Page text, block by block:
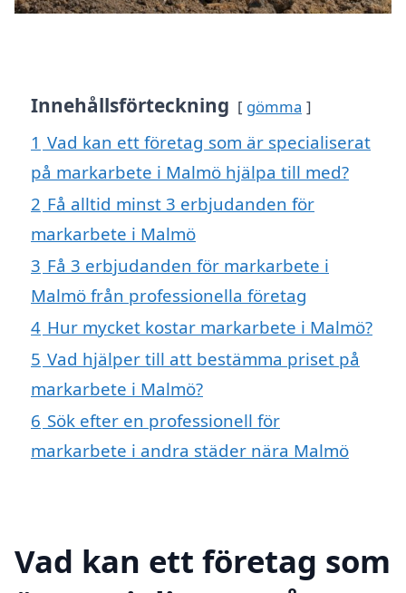
Innehållsförteckning gömma
1 Vad kan ett företag som är specialiserat
på markarbete i Malmö hjälpa till med?
2 Få alltid minst 3 erbjudanden för
markarbete i Malmö
3 Få 3 erbjudanden för markarbete i
Malmö från professionella företag
4 Hur mycket kostar markarbete i Malmö?
5 Vad hjälper till att bestämma priset på
markarbete i Malmö?
6 Sök efter en professionell för
markarbete i andra städer nära Malmö
Vad kan ett företag som